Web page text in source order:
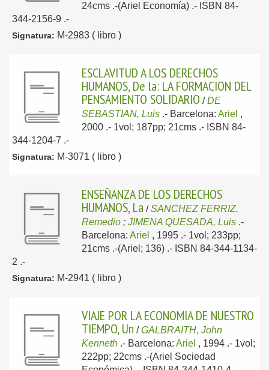
24cms .-(Ariel Economía) .- ISBN 84-
344-2156-9 .-
Signatura: M-2983 ( libro )
ESCLAVITUD A LOS DERECHOS
HUMANOS, De la: LA FORMACION DEL
PENSAMIENTO SOLIDARIO /DE
SEBASTIAN, Luis .- Barcelona: Ariel ,
2000 .- 1vol; 187pp; 21cms .- ISBN 84-
344-1204-7 .-
Signatura: M-3071 ( libro )
ENSEÑANZA DE LOS DERECHOS
HUMANOS, La /SANCHEZ FERRIZ,
Remedio ; JIMENA QUESADA, Luis .-
Barcelona: Ariel , 1995 .- 1vol; 233pp;
21cms .-(Ariel; 136) .- ISBN 84-344-1134-
2 .-
Signatura: M-2941 ( libro )
VIAJE POR LA ECONOMIA DE NUESTRO
TIEMPO, Un /GALBRAITH, John
Kenneth .- Barcelona: Ariel , 1994 .- 1vol;
222pp; 22cms .-(Ariel Sociedad